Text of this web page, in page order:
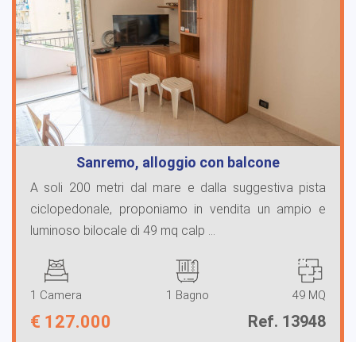
Sanremo, alloggio con balcone
A soli 200 metri dal mare e dalla suggestiva pista
ciclopedonale, proponiamo in vendita un ampio e
luminoso bilocale di 49 mq calp ...
1 Camera 1 Bagno 49 MQ
€ 127.000 Ref. 13948